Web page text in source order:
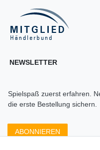
NEWSLETTER
Spielspaß zuerst erfahren.
die erste Bestellung sichern.
ABONNIEREN